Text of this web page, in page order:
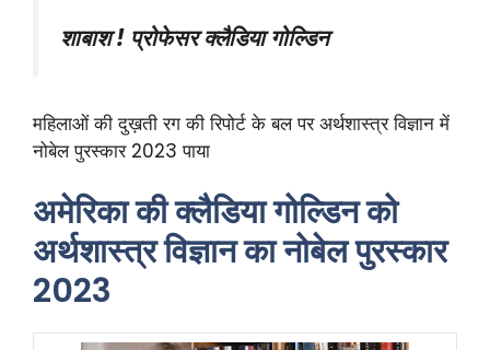
शाबाश ! प्रोफेसर क्लैडिया गोल्डिन
महिलाओं की दुख़ती रग की रिपोर्ट के बल पर अर्थशास्त्र विज्ञान में
नोबेल पुरस्कार 2023 पाया
अमेरिका की क्लैडिया गोल्डिन को
अर्थशास्त्र विज्ञान का नोबेल पुरस्कार
2023